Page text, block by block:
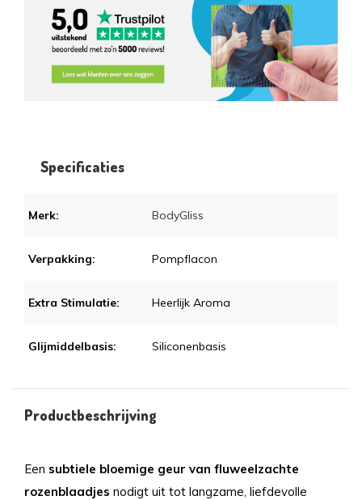
Specificaties
Merk: BodyGliss
Verpakking: Pompflacon
Extra Stimulatie: Heerlijk Aroma
Glijmiddelbasis: Siliconenbasis
Productbeschrijving
Een subtiele bloemige geur van fluweelzachte
rozenblaadjes nodigt uit tot langzame, liefdevolle